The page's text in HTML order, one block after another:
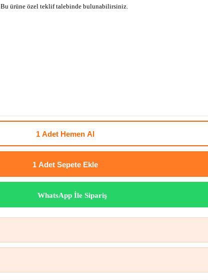
Bu ürüne özel teklif talebinde bulunabilirsiniz.
1 Adet Hemen Al
1 Adet Sepete Ekle
WhatsApp İle Sipariş